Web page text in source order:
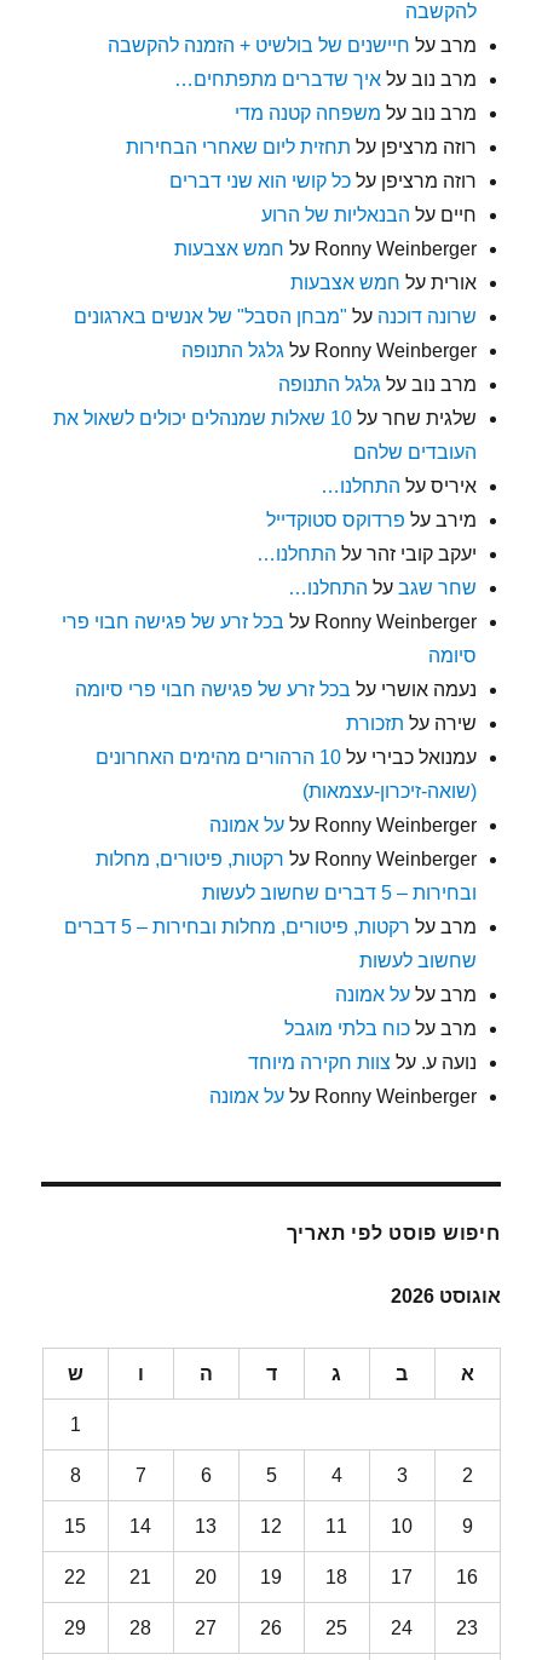
להקשבה
מרב על חיישנים של בולשיט + הזמנה להקשבה
מרב נוב עלאיך שדברים מתפתחים…
מרב נוב על משפחה קטנה מדי
רוזה מרציפן על תחזית ליום שאחרי הבחירות
רוזה מרציפן עלכל קושי הוא שני דברים
חיים על הבנאליות של הרוע
Ronny Weinberger על חמש אצבעות
אורית על חמש אצבעות
שרונה דוכנה על "מבחן הסבל" של אנשים בארגונים
Ronny Weinberger על גלגל התנופה
מרב נוב על גלגל התנופה
שלגית שחר על
10 שאלות שמנהלים יכולים לשאול את
העובדים שלהם
איריס על התחלנו…
מירב על פרדוקס סטוקדייל
יעקב קובי זהר על התחלנו…
שחר שגב על התחלנו…
Ronny Weinberger על בכל זרע של פגישה חבוי פרי
סיומה
נעמה אושרי על בכל זרע של פגישה חבוי פרי סיומה
שירה על תזכורת
עמנואל כבירי על
10 הרהורים מהימים האחרונים
(שואה-זיכרון-עצמאות)
Ronny Weinberger עלעל אמונה
Ronny Weinberger על רקטות, פיטורים, מחלות
ובחירות – 5 דברים שחשוב לעשות
מרב על
רקטות, פיטורים, מחלות ובחירות – 5 דברים
שחשוב לעשות
מרב עלעל אמונה
מרב עלכוח בלתי מוגבל
נועה ע. על צוות חקירה מיוחד
Ronny Weinberger עלעל אמונה
חיפוש פוסט לפי תאריך
אוגוסט 2026
א ב ג ד ה ו ש
1
2
3
4
5
6
7
8
9
10
11
12
13
14
15
16
17
18
19
20
21
22
23
24
25
26
27
28
29